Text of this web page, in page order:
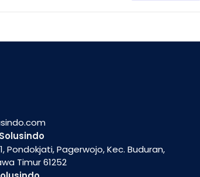
Pondokjati, Pagerwojo, Kec. Buduran,
Timur 61252